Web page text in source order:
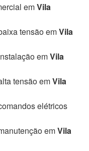
emVila
tensão emVila
emVila
tensão emVila
elétricos
emVila